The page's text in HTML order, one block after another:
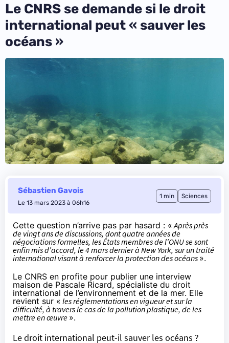
Le CNRS se demande si le droit
international peut « sauver les
océans »
Sébastien Gavois
Le 13 mars 2023 à 06h16
1 min Sciences
Cette question n’arrive pas par hasard : «Après près
de vingt ans de discussions, dont quatre années de
négociations formelles, les États membres de l’ONU se sont
enfin mis d’accord, le 4 mars dernier à New York, sur un traité
international visant à renforcer la protection des océans ».
Le CNRS en profite pour publier une interview
maison de Pascale Ricard, spécialiste du droit
international de l’environnement et de la mer. Elle
revient sur « les réglementations en vigueur et sur la
difficulté, à travers le cas de la pollution plastique, de les
mettre en œuvre ».
Le droit international peut-il sauver les océans ?